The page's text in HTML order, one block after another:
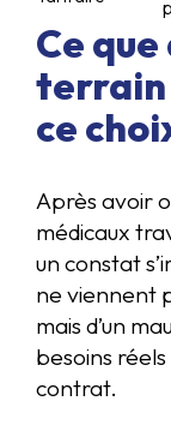
Ce
terrain
ce
Après avoir
médicaux
un constat
ne viennent
mais d’un
besoins
contrat.